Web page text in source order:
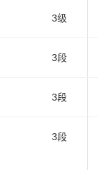
3级
3段
3段
3段